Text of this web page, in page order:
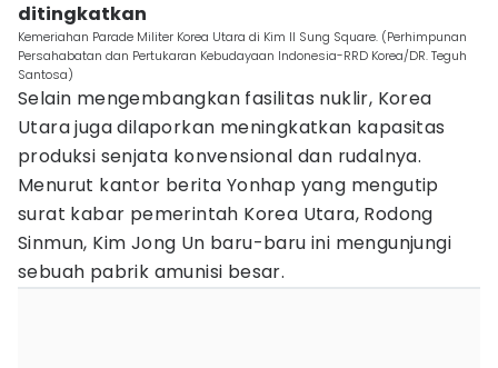
ditingkatkan
Kemeriahan Parade Militer Korea Utara di Kim Il Sung Square. (Perhimpunan
Persahabatan dan Pertukaran Kebudayaan Indonesia-RRD Korea/DR. Teguh
Santosa)
Selain mengembangkan fasilitas nuklir, Korea
Utara juga dilaporkan meningkatkan kapasitas
produksi senjata konvensional dan rudalnya.
Menurut kantor berita Yonhap yang mengutip
surat kabar pemerintah Korea Utara, Rodong
Sinmun, Kim Jong Un baru-baru ini mengunjungi
sebuah pabrik amunisi besar.